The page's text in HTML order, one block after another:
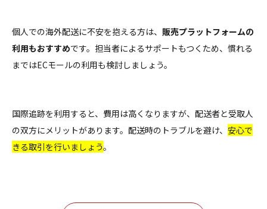
個人での海外配送に不安を抱える方は、 販売プラットフォームの
利用もおすすめです。担当者によるサポートもつくため、慣れる
まではECモールの利用も検討しましょう。
国際追跡を利用すると、費用は高くなりますが、配送者と受取人
の双方にメリットがあります。配送時のトラブルを避け、 安心で
きる取引を行いましょう。